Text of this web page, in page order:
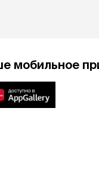
мобильное